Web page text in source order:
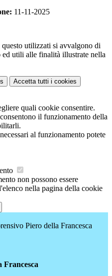
11-11-2025
utilizzati si avvalgono di
ed utili alle finalità illustrate nella
Accetta tutti i cookies
quali cookie consentire.
il funzionamento della
al funzionamento potete
non possono essere
nella pagina della cookie
Piero della Francesca
Francesca